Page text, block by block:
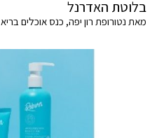
בלוטת האדרנל
מאת נטורופת רון יפה, כנס אוכלים בריא